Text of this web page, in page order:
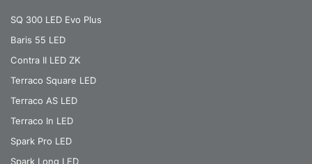
SQ 300 LED Evo Plus
Baris 55 LED
Contra II LED ZK
Terraco Square LED
Terraco AS LED
Terraco In LED
Spark Pro LED
Spark Long LED